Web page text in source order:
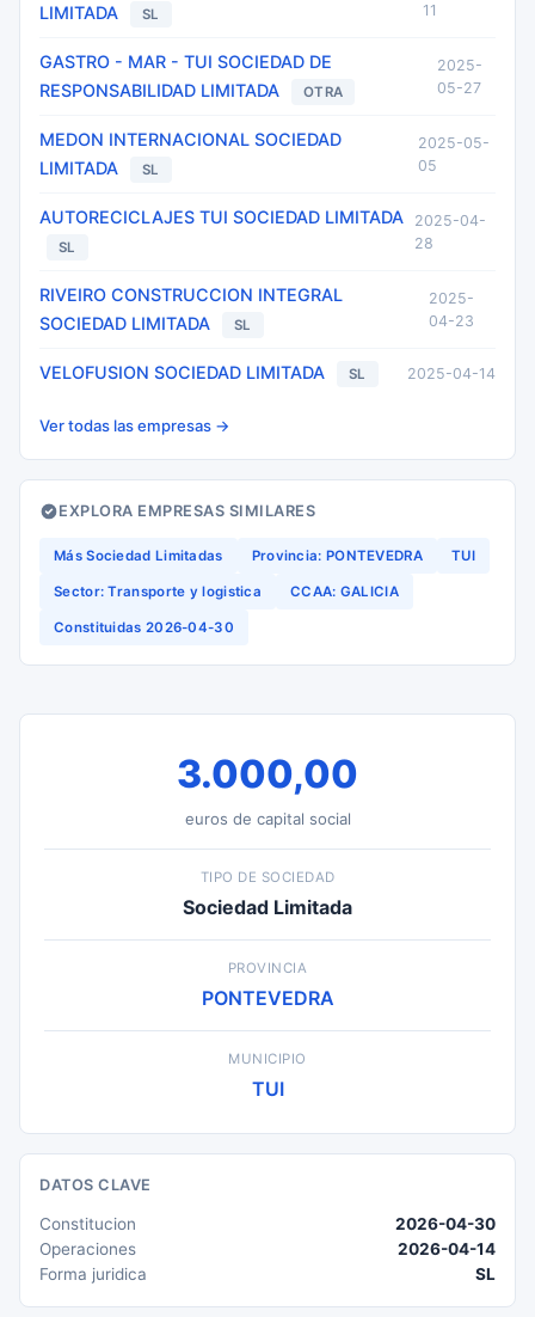
LIMITADA
SL
11
GASTRO - MAR - TUI SOCIEDAD DE
RESPONSABILIDAD LIMITADA
OTRA
2025-
05-27
MEDON INTERNACIONAL SOCIEDAD
LIMITADA
SL
2025-05-
05
AUTORECICLAJES TUI SOCIEDAD LIMITADA
SL
2025-04-
28
RIVEIRO CONSTRUCCION INTEGRAL
SOCIEDAD LIMITADA
SL
2025-
04-23
VELOFUSION SOCIEDAD LIMITADA SL 2025-04-14
Ver todas las empresas →
EXPLORA EMPRESAS SIMILARES
Más Sociedad Limitadas Provincia: PONTEVEDRA TUI
Sector: Transporte y logistica CCAA: GALICIA
Constituidas 2026-04-30
3.000,00
euros de capital social
TIPO DE SOCIEDAD
Sociedad Limitada
PROVINCIA
PONTEVEDRA
MUNICIPIO
TUI
DATOS CLAVE
Constitucion
2026-04-30
Operaciones
2026-04-14
Forma juridica
SL